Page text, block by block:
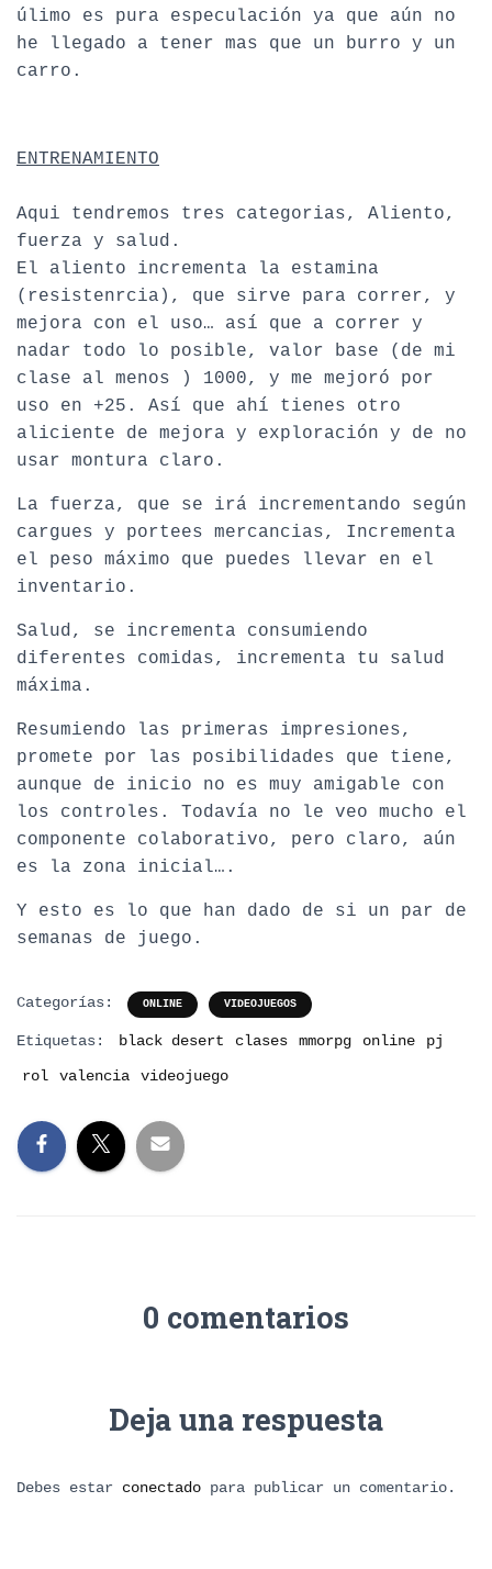
úlimo es pura especulación ya que aún no
he llegado a tener mas que un burro y un
carro.
ENTRENAMIENTO
Aqui tendremos tres categorias, Aliento,
fuerza y salud.
El aliento incrementa la estamina
(resistenrcia), que sirve para correr, y
mejora con el uso… así que a correr y
nadar todo lo posible, valor base (de mi
clase al menos ) 1000, y me mejoró por
uso en +25. Así que ahí tienes otro
aliciente de mejora y exploración y de no
usar montura claro.
La fuerza, que se irá incrementando según
cargues y portees mercancias, Incrementa
el peso máximo que puedes llevar en el
inventario.
Salud, se incrementa consumiendo
diferentes comidas, incrementa tu salud
máxima.
Resumiendo las primeras impresiones,
promete por las posibilidades que tiene,
aunque de inicio no es muy amigable con
los controles. Todavía no le veo mucho el
componente colaborativo, pero claro, aún
es la zona inicial….
Y esto es lo que han dado de si un par de
semanas de juego.
Categorías: ONLINE VIDEOJUEGOS
Etiquetas: black desert clases mmorpg online
pj
rol
valencia videojuego
0 comentarios
Deja una respuesta
Debes estar conectado para publicar un comentario.